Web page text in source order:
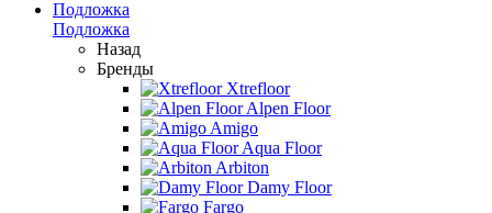
Подложка
Подложка
Назад
Бренды
Xtrefloor
Alpen Floor
Amigo
Aqua Floor
Arbiton
Damy Floor
Fargo